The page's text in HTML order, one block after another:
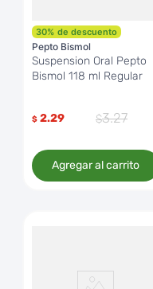
30% de descuento
Pepto Bismol
Suspension Oral Pepto
Bismol 118 ml Regular
$ 2.29 3.27
Agregar al carrito